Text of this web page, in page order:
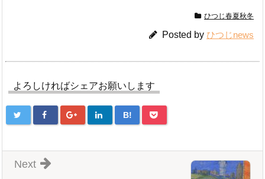
ひつじ春夏秋冬
Posted by ひつじnews
よろしければシェアお願いします
B!
Next